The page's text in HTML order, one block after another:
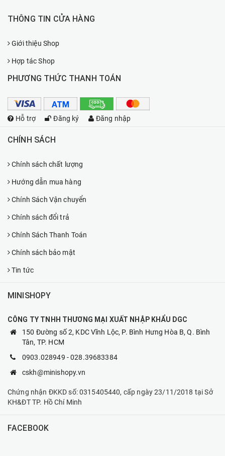
THÔNG TIN CỬA HÀNG
Giới thiệu Shop
Hợp tác Shop
PHƯƠNG THỨC THANH TOÁN
Hỗ trợ Đăng ký Đăng nhập
CHÍNH SÁCH
Chính sách chất lượng
Hướng dẫn mua hàng
Chính Sách Vận chuyển
Chính sách đổi trả
Chính Sách Thanh Toán
Chính sách bảo mật
Tin tức
MINISHOPY
CÔNG TY TNHH THƯƠNG MẠI XUẤT NHẬP KHẨU DGC
150 Đường số 2, KDC Vĩnh Lộc, P. Bình Hưng Hòa B, Q. Bình
Tân, TP. HCM
0903.028949 -028.39683384
cskh@minishopy.vn
Chứng nhận ĐKKD số: 0315405440, cấp ngày 23/11/2018 tại Sở
KH&ĐT TP. Hồ Chí Minh
FACEBOOK